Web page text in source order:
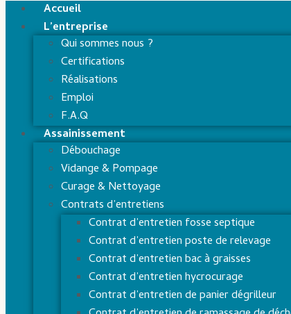
Accueil
L’entreprise
Qui sommes nous ?
Certifications
Réalisations
Emploi
F.A.Q
Assainissement
Débouchage
Vidange & Pompage
Curage & Nettoyage
Contrats d’entretiens
Contrat d’entretien fosse septique
Contrat d’entretien poste de relevage
Contrat d’entretien bac à graisses
Contrat d’entretien hycrocurage
Contrat d’entretien de panier dégrilleur